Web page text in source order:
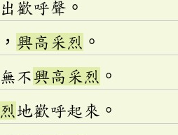
歡呼聲。
興高采烈 。
不興高采烈 。
地歡呼起來。